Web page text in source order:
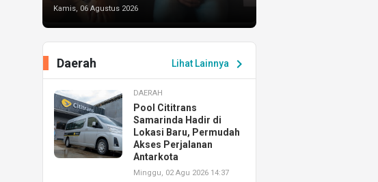
Kamis, 06 Agustus 2026
Lihat Lainnya chevron_right
Daerah
DAERAH
Pool Cititrans
Samarinda Hadir di
Lokasi Baru, Permudah
Akses Perjalanan
Antarkota
Minggu, 02 Agu 2026 14:37